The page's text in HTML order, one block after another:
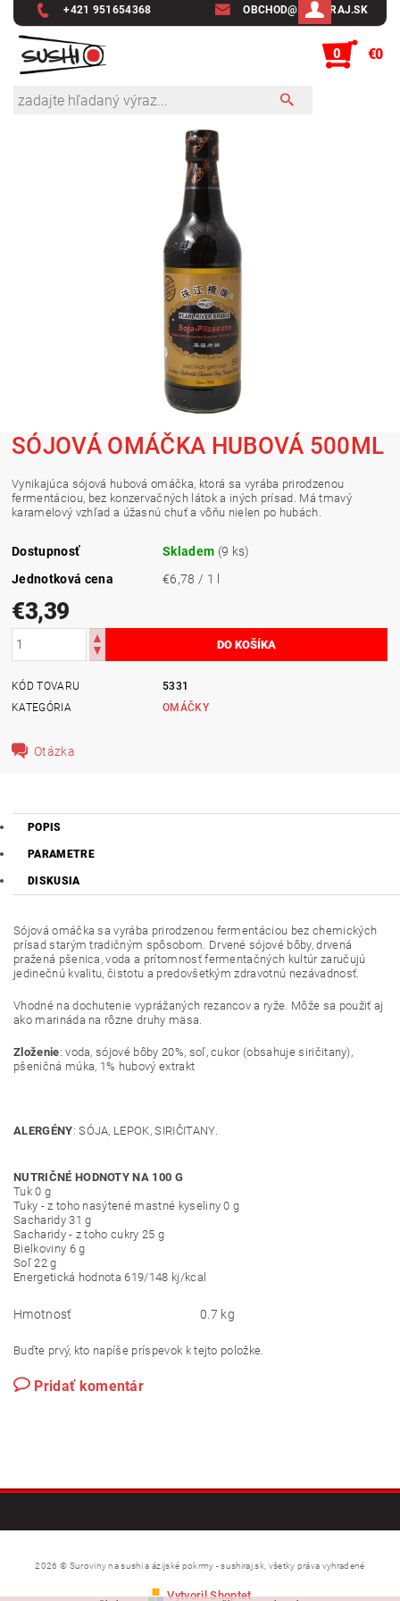
+421 951654368 OBCHOD@SUSHIRAJ.SK
0 €0
SÓJOVÁ OMÁČKA HUBOVÁ 500ML
Vynikajúca sójová hubová omáčka, ktorá sa vyrába prirodzenou
fermentáciou, bez konzervačných látok a iných prísad. Má tmavý
karamelový vzhľad a úžasnú chuť a vôňu nielen po hubách.
Dostupnosť Skladem (9 ks)
Jednotková cena
€6,78 / 1 l
€3,39
KÓD TOVARU
5331
KATEGÓRIA
OMÁČKY
Otázka
POPIS
PARAMETRE
DISKUSIA
Sójová omáčka sa vyrába prirodzenou fermentáciou bez chemických
prísad starým tradičným spôsobom. Drvené sójové bôby, drvená
pražená pšenica, voda a prítomnosť fermentačných kultúr zaručujú
jedinečnú kvalitu, čistotu a predovšetkým zdravotnú nezávadnosť.
Vhodné na dochutenie vyprážaných rezancov a ryže. Môže sa použiť aj
ako marináda na rôzne druhy mäsa.
Zloženie: voda, sójové bôby 20%, soľ, cukor (obsahuje siričitany),
pšeničná múka, 1% hubový extrakt
ALERGÉNY: SÓJA, LEPOK, SIRIČITANY.
NUTRIČNÉ HODNOTY NA 100 G
Tuk 0 g
Tuky - z toho nasýtené mastné kyseliny 0 g
Sacharidy 31 g
Sacharidy - z toho cukry 25 g
Bielkoviny 6 g
Soľ 22 g
Energetická hodnota 619/148 kj/kcal
Hmotnosť 0.7 kg
Buďte prvý, kto napíše príspevok k tejto položke.
Pridať komentár
2026 © Suroviny na sushi a ázijské pokrmy - sushiraj.sk, všetky práva vyhradené
Vytvoril Shoptet